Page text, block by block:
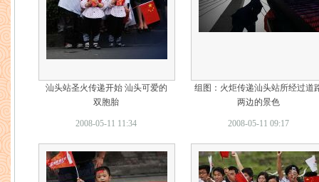
汕头站圣火传递开始 汕头可爱的
双胞胎
2008-05-11 11:34
组图：火炬传递汕头站所经过道
两边的景色
2008-05-11 09:17